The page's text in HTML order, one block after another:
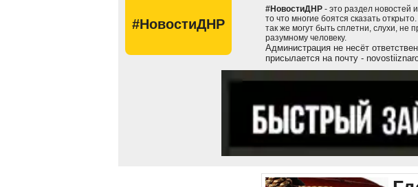
#НовостиДНР
#НовостиДНР - это раздел новостей
то что многие боятся сказать
так же могут быть сплетни, слухи, не
разумному человеку.
Администрация не несёт
присылается на почту -